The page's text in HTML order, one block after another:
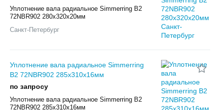
Уплотнение вала радиальное Simmerring B2
72NBR902 280x320x20мм
Санкт-Петербург
Уплотнение вала радиальное Simmerring
B2 72NBR902 285х310х16мм
по запросу
Уплотнение вала радиальное Simmerring B2
72NBR902 285х310х16мм